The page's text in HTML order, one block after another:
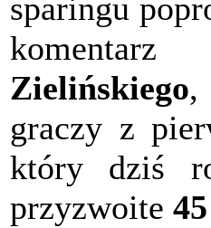
sparingu
Zielińskiego
graczy z
który dziś
przyzwoite